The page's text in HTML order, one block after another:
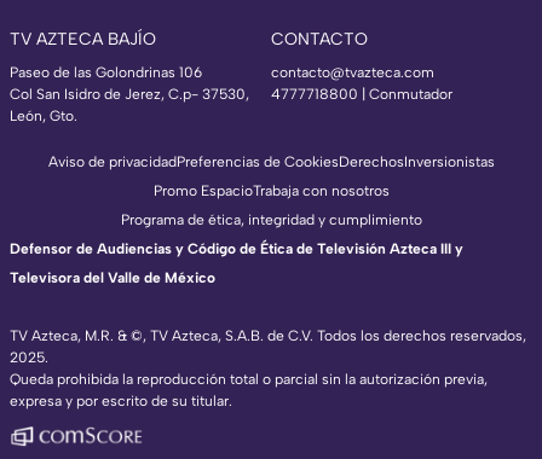
TV AZTECA BAJÍO
Paseo de las Golondrinas 106
Col San Isidro de Jerez, C.p- 37530,
León, Gto.
CONTACTO
contacto@tvazteca.com
4777718800 | Conmutador
TV Azteca, M.R. & ©, TV Azteca, S.A.B. de C.V. Todos los derechos reservados,
2025.
Queda prohibida la reproducción total o parcial sin la autorización previa,
expresa y por escrito de su titular.
Aviso de privacidadPreferencias de CookiesDerechosInversionistas
Promo EspacioTrabaja con nosotros
Programa de ética, integridad y cumplimiento
Defensor de Audiencias y Código de Ética de Televisión Azteca III y
Televisora del Valle de México